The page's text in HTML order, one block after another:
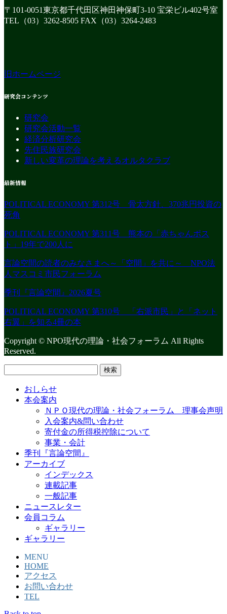
〒101-0051東京都千代田区神田神保町3-10 宝栄ビル402号室
TEL（03）3262-8505 FAX（03）3264-2483
旧ホームページ
研究会コンテンツ
研究会
研究会活動一覧
経済分析研究会
先住民族研究会
新しい変革の理論を考えるオルタクラブ
最新情報
POLITICAL ECONOMY 第312号 骨太方針、370兆円投資の
死角
POLITICAL ECONOMY 第311号 熊本の「赤ちゃんポス
ト」19年で200人に
言論空間の読者のみなさまへ～「空間」を共に～ NPO法
人マスコミ市民フォーラム
季刊『言論空間』2026夏号
POLITICAL ECONOMY 第310号 「右派市民」と「ネット
右翼」を知る4冊の本
Copyright © NPO現代の理論・社会フォーラム All Rights
Reserved.
おしらせ
本会案内
ＮＰＯ現代の理論・社会フォーラム 理事会声明
入会案内&問い合わせ
寄付金の所得税控除について
事業・会計
季刊『言論空間』
アーカイブ
インデックス
連載記事
一般記事
ニュースレター
会員コラム
ギャラリー
ギャラリー
MENU
HOME
アクセス
お問い合わせ
TEL